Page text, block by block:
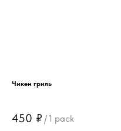
Чикен гриль
450 ₽ / 1 pack